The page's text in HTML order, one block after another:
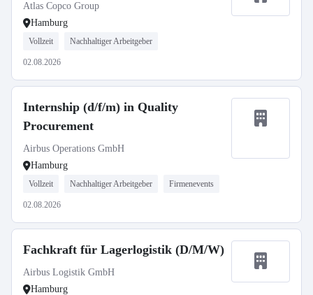
Atlas Copco Group
Hamburg
Vollzeit Nachhaltiger Arbeitgeber
02.08.2026
Internship (d/f/m) in Quality
Procurement
Airbus Operations GmbH
Hamburg
Vollzeit Nachhaltiger Arbeitgeber Firmenevents
02.08.2026
Fachkraft für Lagerlogistik (D/M/W)
Airbus Logistik GmbH
Hamburg